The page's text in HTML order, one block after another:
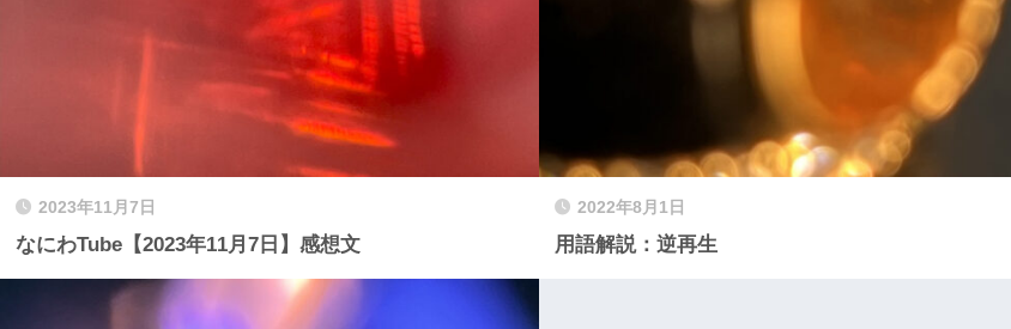
2023年11月7日
なにわTube【2023年11月7日】感想文
2022年8月1日
用語解説：逆再生